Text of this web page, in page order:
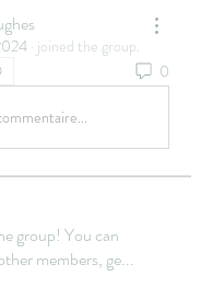
· joined the group.
0
group! You can
members, ge...